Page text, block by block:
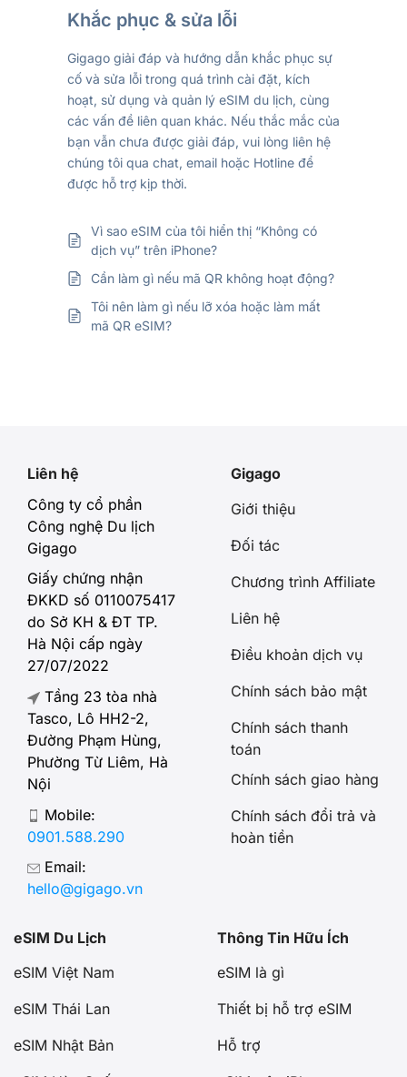
Khắc phục & sửa lỗi
Gigago giải đáp và hướng dẫn khắc phục sự
cố và sửa lỗi trong quá trình cài đặt, kích
hoạt, sử dụng và quản lý eSIM du lịch, cùng
các vấn đề liên quan khác. Nếu thắc mắc của
bạn vẫn chưa được giải đáp, vui lòng liên hệ
chúng tôi qua chat, email hoặc Hotline để
được hỗ trợ kịp thời.
Vì sao eSIM của tôi hiển thị “Không có
dịch vụ” trên iPhone?
Cần làm gì nếu mã QR không hoạt động?
Tôi nên làm gì nếu lỡ xóa hoặc làm mất
mã QR eSIM?
Liên hệ
Công ty cổ phần
Công nghệ Du lịch
Gigago
Giấy chứng nhận
ĐKKD số 0110075417
do Sở KH & ĐT TP.
Hà Nội cấp ngày
27/07/2022
Tầng 23 tòa nhà
Tasco, Lô HH2-2,
Đường Phạm Hùng,
Phường Từ Liêm, Hà
Nội
Mobile:
0901.588.290
Email:
hello@gigago.vn
Gigago
Giới thiệu
Đối tác
Chương trình Affiliate
Liên hệ
Điều khoản dịch vụ
Chính sách bảo mật
Chính sách thanh
toán
Chính sách giao hàng
Chính sách đổi trả và
hoàn tiền
eSIM Du Lịch
eSIM Việt Nam
eSIM Thái Lan
eSIM Nhật Bản
Thông Tin Hữu Ích
eSIM là gì
Thiết bị hỗ trợ eSIM
Hỗ trợ